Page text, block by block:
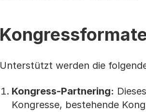
Unterstützt werden die
Kongress-Partnering:
Kongresse, bestehende